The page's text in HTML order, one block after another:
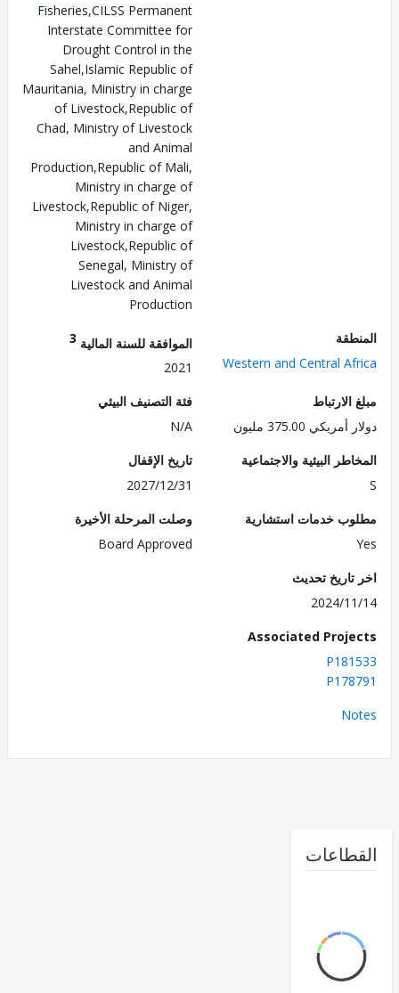
Fisheries,CILSS Permanent
Interstate Committee for
Drought Control in the
Sahel,Islamic Republic of
Mauritania, Ministry in charge
of Livestock,Republic of
Chad, Ministry of Livestock
and Animal
Production,Republic of Mali,
Ministry in charge of
Livestock,Republic of Niger,
Ministry in charge of
Livestock,Republic of
Senegal, Ministry of
Livestock and Animal
Production
Western and Central
الموافقة للسنة المالية3
2021
375.00 مليون
فئة التصنيف البيئي
N/A
البيئية والاجتماعية
تاريخ الإقفال
2027/12/31
خدمات استشارية
وصلت المرحلة الأخيرة
Board Approved
تحديث
2024/
Associated